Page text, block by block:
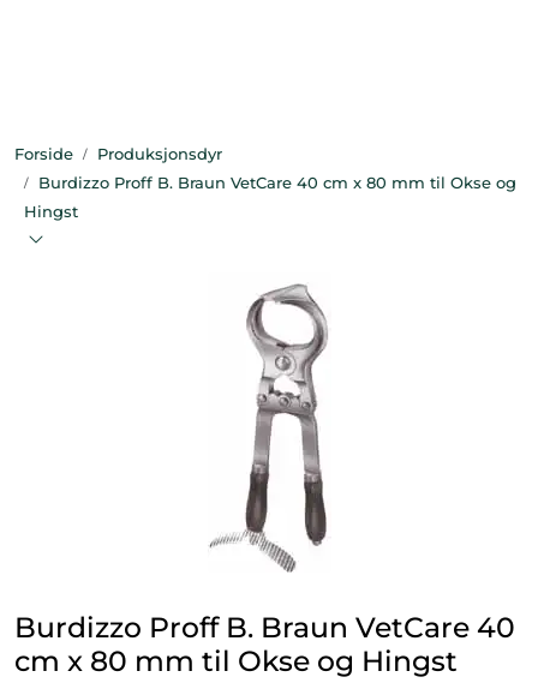
Forside
Produksjonsdyr
Burdizzo Proff B. Braun VetCare 40 cm x 80 mm til Okse og
Hingst
Burdizzo Proff B. Braun VetCare 40
cm x 80 mm til Okse og Hingst
Diagnostikk
Forbruksvarer
Videresalgsprodukter